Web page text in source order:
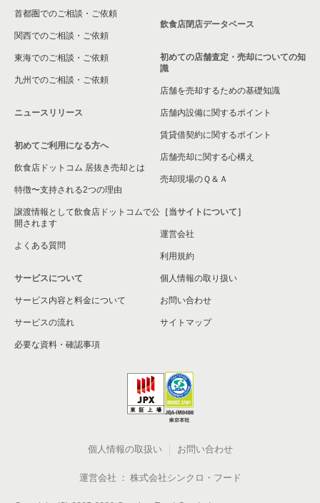
首都圏でのご相談・ご依頼
関西でのご相談・ご依頼
東海でのご相談・ご依頼
九州でのご相談・ご依頼
ニュースリリース
初めてご利用になる方へ
飲食店ドットコム 居抜き売却とは
特徴〜支持される2つの理由
譲渡情報として飲食店ドットコムで公
開されます
よくある質問
サービスについて
サービス内容と料金について
サービスの流れ
必要な資料・確認事項
飲食店閉店データベース
初めての店舗査定・売却についての知
識
店舗を売却するための基礎知識
店舗内設備に関するポイント
賃貸借契約に関するポイント
店舗売却に関する心構え
売却現場のＱ＆Ａ
［当サイトについて］
運営会社
利用規約
個人情報の取り扱い
お問い合わせ
サイトマップ
個人情報の取扱い お問い合わせ
運営会社 株式会社シンクロ・フード